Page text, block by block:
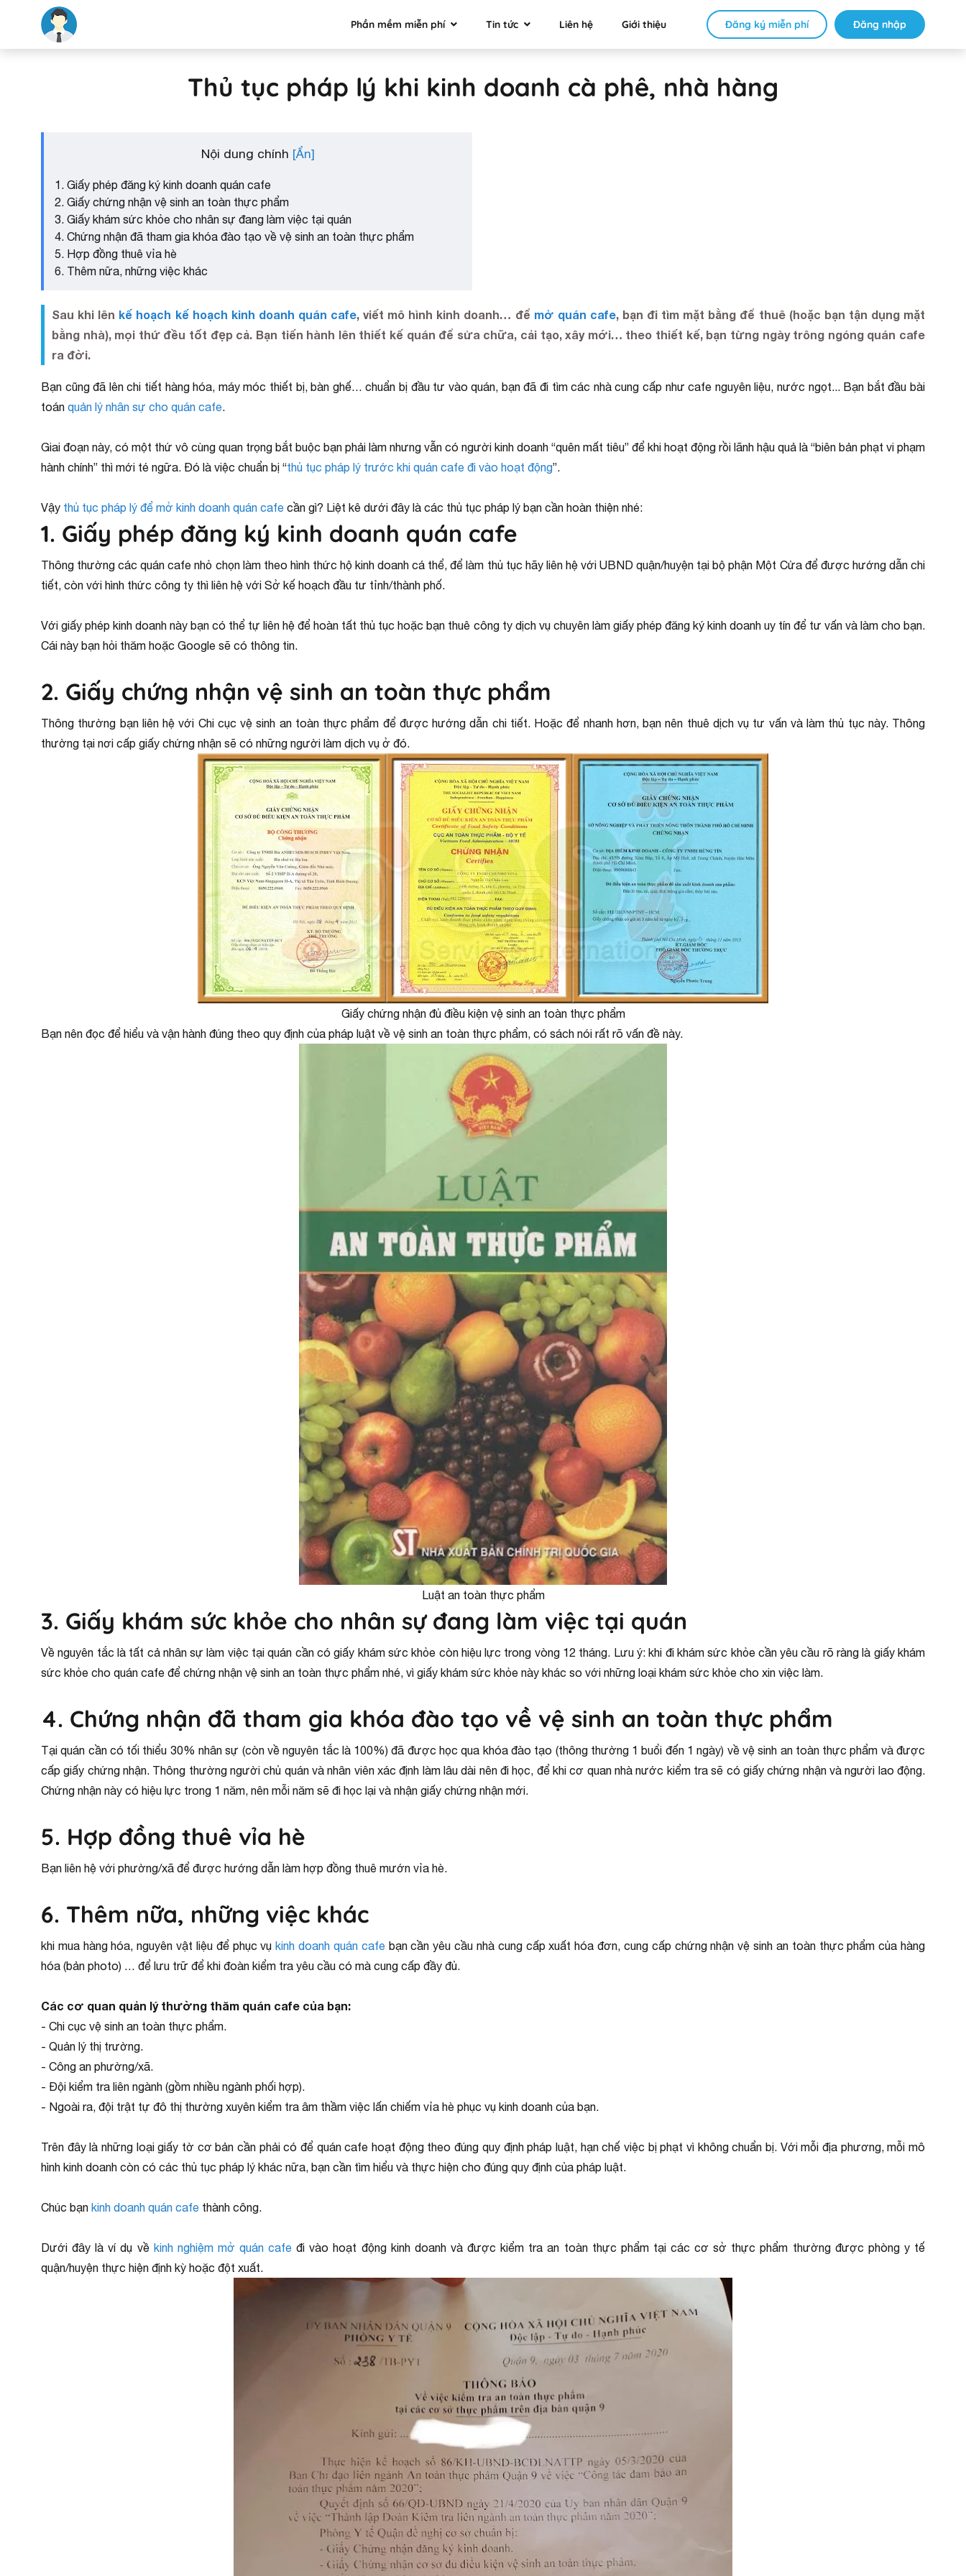
Phần mềm miễn phí Tin tức Liên hệ Giới thiệu Đăng ký miễn phí Đăng nhập
Thủ tục pháp lý khi kinh doanh cà phê, nhà hàng
Nội dung chính
1. Giấy phép đăng ký kinh doanh quán cafe
2. Giấy chứng nhận vệ sinh an toàn thực phẩm
3. Giấy khám sức khỏe cho nhân sự đang làm việc tại quán
4. Chứng nhận đã tham gia khóa đào tạo về vệ sinh an toàn thực phẩm
5. Hợp đồng thuê vỉa hè
6. Thêm nữa, những việc khác
Sau khi lên kế hoạch kế hoạch kinh doanh quán cafe, viết mô hình kinh doanh… để mở quán cafe, bạn đi tìm mặt bằng để thuê (hoặc bạn tận dụng mặt
bằng nhà), mọi thứ đều tốt đẹp cả. Bạn tiến hành lên thiết kế quán để sửa chữa, cải tạo, xây mới… theo thiết kế, bạn từng ngày trông ngóng quán cafe
ra đời.
Bạn cũng đã lên chi tiết hàng hóa, máy móc thiết bị, bàn ghế… chuẩn bị đầu tư vào quán, bạn đã đi tìm các nhà cung cấp như cafe nguyên liệu, nước ngọt... Bạn bắt đầu bài
toán quản lý nhân sự cho quán cafe.
Giai đoạn này, có một thứ vô cùng quan trọng bắt buộc bạn phải làm nhưng vẫn có người kinh doanh “quên mất tiêu” để khi hoạt động rồi lãnh hậu quả là “biên bản phạt vi phạm
hành chính” thì mới té ngữa. Đó là việc chuẩn bị “thủ tục pháp lý trước khi quán cafe đi vào hoạt động”.
Vậy thủ tục pháp lý để mở kinh doanh quán cafe cần gì? Liệt kê dưới đây là các thủ tục pháp lý bạn cần hoàn thiện nhé:
1. Giấy phép đăng ký kinh doanh quán cafe
Thông thường các quán cafe nhỏ chọn làm theo hình thức hộ kinh doanh cá thể, để làm thủ tục hãy liên hệ với UBND quận/huyện tại bộ phận Một Cửa để được hướng dẫn chi
tiết, còn với hình thức công ty thì liên hệ với Sở kế hoạch đầu tư tỉnh/thành phố.
Với giấy phép kinh doanh này bạn có thể tự liên hệ để hoàn tất thủ tục hoặc bạn thuê công ty dịch vụ chuyên làm giấy phép đăng ký kinh doanh uy tín để tư vấn và làm cho bạn.
Cái này bạn hỏi thăm hoặc Google sẽ có thông tin.
2. Giấy chứng nhận vệ sinh an toàn thực phẩm
Thông thường bạn liên hệ với Chi cục vệ sinh an toàn thực phẩm để được hướng dẫn chi tiết. Hoặc để nhanh hơn, bạn nên thuê dịch vụ tư vấn và làm thủ tục này. Thông
thường tại nơi cấp giấy chứng nhận sẽ có những người làm dịch vụ ở đó.
Giấy chứng nhận đủ điều kiện vệ sinh an toàn thực phẩm
Bạn nên đọc để hiểu và vận hành đúng theo quy định của pháp luật về vệ sinh an toàn thực phẩm, có sách nói rất rõ vấn đề này.
Luật an toàn thực phẩm
3. Giấy khám sức khỏe cho nhân sự đang làm việc tại quán
Về nguyên tắc là tất cả nhân sự làm việc tại quán cần có giấy khám sức khỏe còn hiệu lực trong vòng 12 tháng. Lưu ý: khi đi khám sức khỏe cần yêu cầu rõ ràng là giấy khám
sức khỏe cho quán cafe để chứng nhận vệ sinh an toàn thực phẩm nhé, vì giấy khám sức khỏe này khác so với những loại khám sức khỏe cho xin việc làm.
4. Chứng nhận đã tham gia khóa đào tạo về vệ sinh an toàn thực phẩm
Tại quán cần có tối thiểu 30% nhân sự (còn về nguyên tắc là 100%) đã được học qua khóa đào tạo (thông thường 1 buổi đến 1 ngày) về vệ sinh an toàn thực phẩm và được
cấp giấy chứng nhận. Thông thường người chủ quán và nhân viên xác định làm lâu dài nên đi học, để khi cơ quan nhà nước kiểm tra sẽ có giấy chứng nhận và người lao động.
Chứng nhận này có hiệu lực trong 1 năm, nên mỗi năm sẽ đi học lại và nhận giấy chứng nhận mới.
5. Hợp đồng thuê vỉa hè
Bạn liên hệ với phường/xã để được hướng dẫn làm hợp đồng thuê mướn vỉa hè.
6. Thêm nữa, những việc khác
khi mua hàng hóa, nguyên vật liệu để phục vụkinh doanh quán cafebạn cần yêu cầu nhà cung cấp xuất hóa đơn, cung cấp chứng nhận vệ sinh an toàn thực phẩm của hàng
hóa (bản photo) … để lưu trữ để khi đoàn kiểm tra yêu cầu có mà cung cấp đầy đủ.
Các cơ quan quản lý thường thăm quán cafe của bạn:
- Chi cục vệ sinh an toàn thực phẩm.
- Quản lý thị trường.
- Công an phường/xã.
- Đội kiểm tra liên ngành (gồm nhiều ngành phối hợp).
- Ngoài ra, đội trật tự đô thị thường xuyên kiểm tra âm thầm việc lấn chiếm vỉa hè phục vụ kinh doanh của bạn.
Trên đây là những loại giấy tờ cơ bản cần phải có để quán cafe hoạt động theo đúng quy định pháp luật, hạn chế việc bị phạt vì không chuẩn bị. Với mỗi địa phương, mỗi mô
hình kinh doanh còn có các thủ tục pháp lý khác nữa, bạn cần tìm hiểu và thực hiện cho đúng quy định của pháp luật.
Chúc bạn kinh doanh quán cafe thành công.
Dưới đây là ví dụ về kinh nghiệm mở quán cafe đi vào hoạt động kinh doanh và được kiểm tra an toàn thực phẩm tại các cơ sở thực phẩm thường được phòng y tế
quận/huyện thực hiện định kỳ hoặc đột xuất.